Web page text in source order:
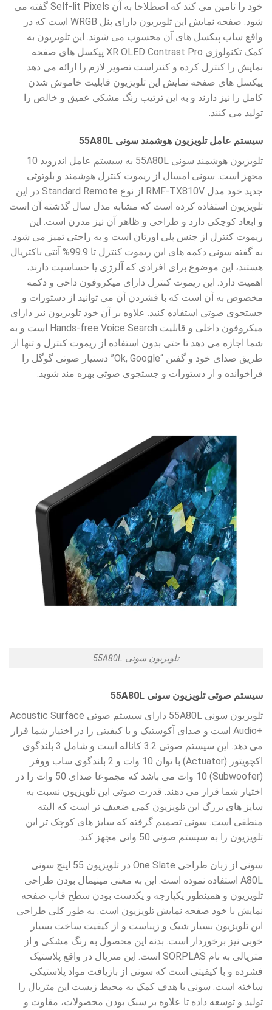
خود را تامین می کند که اصطلاحا به آن Self-lit Pixels گفته می
شود. صفحه نمایش این تلویزیون دارای پنل WRGB است که در
واقع ساب پیکسل های آن محسوب می شوند. این تلویزیون به
کمک تکنولوژی XR OLED Contrast Pro پیکسل های صفحه
نمایش را کنترل کرده و کنتراست تصویر لازم را ارائه می دهد.
پیکسل های صفحه نمایش این تلویزیون قابلیت خاموش شدن
کامل را نیز دارند و به این ترتیب رنگ مشکی عمیق و خالص را
تولید می کنند.
سیستم عامل تلویزیون هوشمند سونی 55A80L
تلویزیون هوشمند سونی 55A80L به سیستم عامل اندروید 10
مجهز است. سونی امسال از ریموت کنترل هوشمند و بلوتوثی
جدید خود مدل RMF-TX810V از نوع Standard Remote در این
تلویزیون استفاده کرده است که مشابه مدل سال گذشته آن است
و ابعاد کوچکی دارد و طراحی و ظاهر آن نیز مدرن است. این
ریموت کنترل از جنس پلی اورتان است و به راحتی تمیز می شود.
به گفته سونی دکمه های این ریموت کنترل تا 99.9% آنتی باکتریال
هستند، این موضوع برای افرادی که آلرژی یا حساسیت دارند،
اهمیت دارد. این ریموت کنترل دارای میکروفون داخی و دکمه
مخصوص به آن است که با فشردن آن می توانید از دستورات و
جستجوی صوتی استفاده کنید. علاوه بر آن خود تلویزیون نیز دارای
میکروفون داخلی و قابلیت Hands-free Voice Search است و به
شما اجازه می دهد تا حتی بدون استفاده از ریموت کنترل و تنها از
طریق صدای خود و گفتن “Ok, Google” دستیار صوتی گوگل را
فراخوانده و از دستورات و جستجوی صوتی بهره مند شوید.
تلویزیون سونی 55A80L
سیستم صوتی تلویزیون سونی 55A80L
تلویزیون سونی 55A80L دارای سیستم صوتی
Acoustic Surface
Audio+ است و صدای آکوستیک و با کیفیتی را در اختیار شما قرار
می دهد. این سیستم صوتی 3.2 کاناله است و شامل 3 بلندگوی
اکچويتور (Actuator) با توان 10 وات و 2 بلندگوی ساب ووفر
(Subwoofer) 10 وات می باشد که مجموعا صدای 50 وات را در
اختیار شما قرار می دهند. قدرت صوتی این تلویزیون نسبت به
سایز های بزرگ این تلویزیون کمی ضعیف تر است که البته
منطقی است. سونی تصمیم گرفته که سایز های کوچک تر این
تلویزیون را به سیستم صوتی 50 واتی مجهز کند.
سونی از زبان طراحی One Slate در تلویزیون 55 اینچ سونی
A80L استفاده نموده است. این به معنی مینیمال بودن طراحی
تلویزیون و همینطور یکپارچه و یکدست بودن سطح قاب صفحه
نمایش با خود صفحه نمایش تلویزیون است. به طور کلی طراحی
این تلویزیون بسیار شیک و زیباست و از کیفیت ساخت بسیار
خوبی نیز برخوردار است. بدنه این محصول به رنگ مشکی و از
متریالی به نام SORPLAS است. این متریال در واقع پلاستیک
فشرده و با کیفیتی است که سونی از بازیافت مواد پلاستیکی
ساخته است. سونی با هدف کمک به محیط زیست این متریال را
تولید و توسعه داده تا علاوه بر سبک بودن محصولات، مقاوت و